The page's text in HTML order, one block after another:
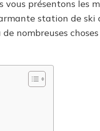
vous présentons
station de ski
nombreuses